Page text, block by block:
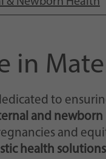
in
to
and newborn
and
health solutions